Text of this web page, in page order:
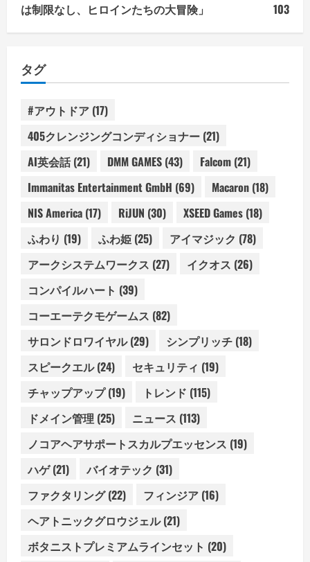
は制限なし、ヒロインたちの大冒険」
103
タグ
#アウトドア (17)
405クレンジングコンディショナー (21)
AI英会話(21) DMM GAMES (43) Falcom (21)
Immanitas Entertainment GmbH (69) Macaron (18)
NIS America (17) RiJUN (30) XSEED Games (18)
ふわり (19) ふわ姫 (25) アイマジック (78)
アークシステムワークス (27) イクオス (26)
コンパイルハート (39)
コーエーテクモゲームス (82)
サロンドロワイヤル(29) シンプリッチ (18)
スピークエル(24) セキュリティ (19)
チャップアップ(19) トレンド (115)
ドメイン管理 (25) ニュース (113)
ノコアヘアサポートスカルプエッセンス (19)
ハゲ(21) バイオテック (31)
ファクタリング(22) フィンジア (16)
ヘアトニックグロウジェル(21)
ボタニストプレミアムラインセット (20)